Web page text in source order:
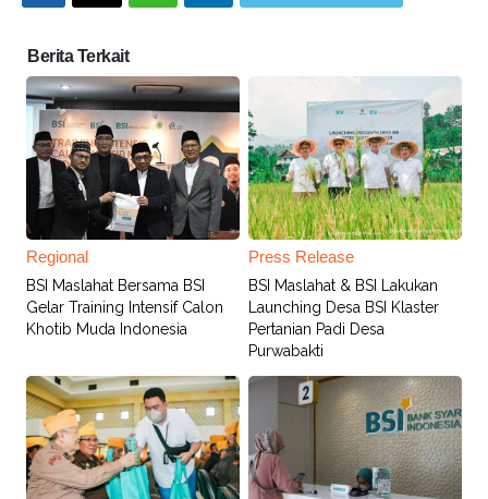
Berita Terkait
Regional
BSI Maslahat Bersama BSI
Gelar Training Intensif Calon
Khotib Muda Indonesia
Press Release
BSI Maslahat & BSI Lakukan
Launching Desa BSI Klaster
Pertanian Padi Desa
Purwabakti